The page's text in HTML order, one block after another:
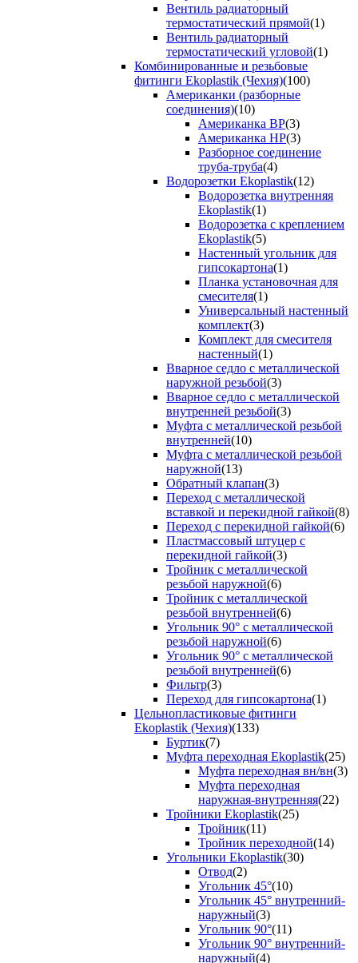
Вентиль радиаторный
термостатический прямой(1)
Вентиль радиаторный
термостатический угловой(1)
Комбинированные и резьбовые
фитинги Ekoplastik (Чехия)(100)
Американки (разборные
соединения)(10)
Американка ВР(3)
Американка НР(3)
Разборное соединение
труба-труба(4)
Водорозетки Ekoplastik(12)
Водорозетка внутренняя
Ekoplastik(1)
Водорозетка с креплением
Ekoplastik(5)
Настенный угольник для
гипсокартона(1)
Планка установочная для
смесителя(1)
Универсальный настенный
комплект(3)
Комплект для смесителя
настенный(1)
Вварное седло с металлической
наружной резьбой(3)
Вварное седло с металлической
внутренней резьбой(3)
Муфта с металлической резьбой
внутренней(10)
Муфта с металлической резьбой
наружной(13)
Обратный клапан(3)
Переход с металлической
вставкой и перекидной гайкой(8)
Переход с перекидной гайкой(6)
Пластмассовый штуцер с
перекидной гайкой(3)
Тройник с металлической
резьбой наружной(6)
Тройник с металлической
резьбой внутренней(6)
Угольник 90° с металлической
резьбой наружной(6)
Угольник 90° с металлической
резьбой внутренней(6)
Фильтр(3)
Переход для гипсокартона(1)
Цельнопластиковые фитинги
Ekoplastik (Чехия)(133)
Буртик(7)
Муфта переходная Ekoplastik(25)
Муфта переходная вн/вн(3)
Муфта переходная
наружная-внутренняя(22)
Тройники Ekoplastik(25)
Тройник(11)
Тройник переходной(14)
Угольники Ekoplastik(30)
Отвод(2)
Угольник 45°(10)
Угольник 45° внутренний-
наружный(3)
Угольник 90°(11)
Угольник 90° внутренний-
наружный(4)